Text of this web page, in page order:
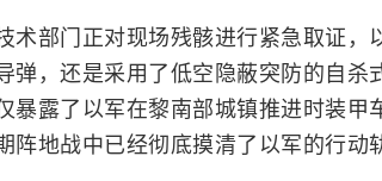
术部门正对现场残骸进行紧急取证，
弹，还是采用了低空隐蔽突防的自杀
暴露了以军在黎南部城镇推进时装甲
阵地战中已经彻底摸清了以军的行动